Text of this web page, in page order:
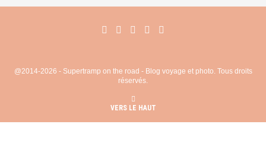
@2014-2026 - Supertramp on the road - Blog voyage et photo. Tous droits
réservés.
VERS LE HAUT